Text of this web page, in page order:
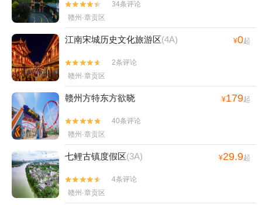


34条评论
赣州·章贡区
江南宋城历史文化旅游区(4A) ¥0起


2条评论
赣州·章贡区
赣州方特东方欲晓 ¥179起


40条评论
赣州·章贡区
七鲤古镇度假区(3A) ¥29.9起


4条评论
赣州·章贡区